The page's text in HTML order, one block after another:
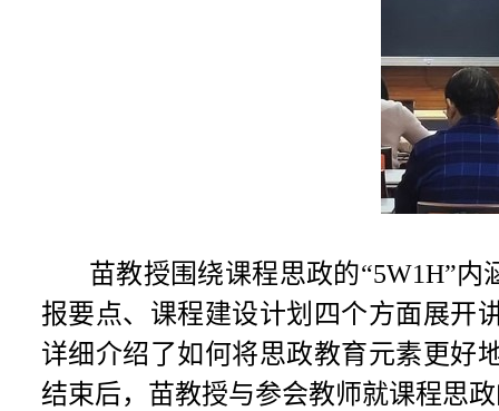
苗教授围绕课程思政的“5W1H”内
报要点、课程建设计划四个方面展开
详细介绍了如何将思政教育元素更好
结束后，苗教授与参会教师就课程思